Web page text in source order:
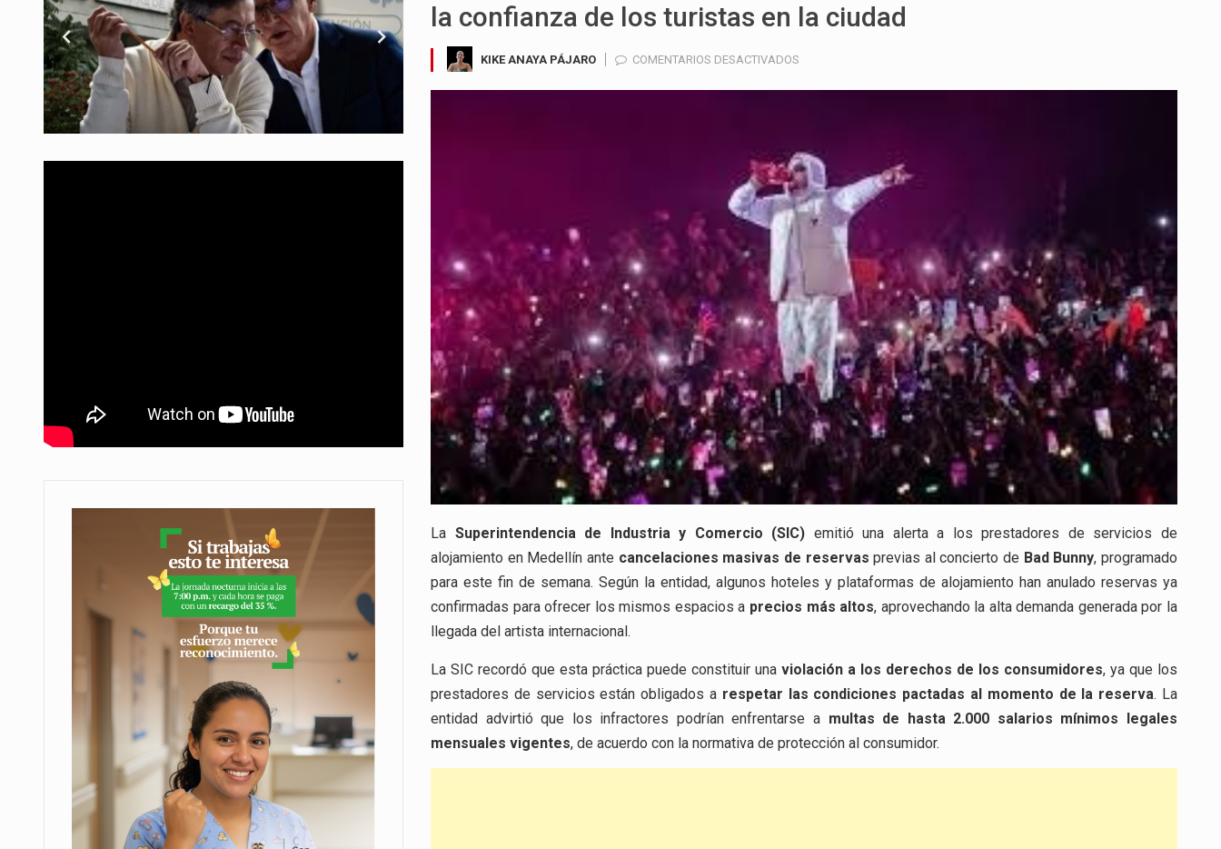
la confianza de los turistas en la ciudad
KIKE ANAYA PÁJARO COMENTARIOS DESACTIVADOS
EN
MEDELLÍN
POR
CANCELACIONES
DE
RESERVAS
ANTE
CONCIERTO
DE
BAD
BUNNY
La Superintendencia de Industria y Comercio (SIC) emitió una alerta a los prestadores de servicios de
alojamiento en Medellín ante cancelaciones masivas de reservas previas al concierto de Bad Bunny, programado
para este fin de semana. Según la entidad, algunos hoteles y plataformas de alojamiento han anulado reservas ya
confirmadas para ofrecer los mismos espacios a precios más altos, aprovechando la alta demanda generada por la
llegada del artista internacional.
La SIC recordó que esta práctica puede constituir una violación a los derechos de los consumidores, ya que los
prestadores de servicios están obligados a respetar las condiciones pactadas al momento de la reserva. La
entidad advirtió que los infractores podrían enfrentarse a multas de hasta 2.000 salarios mínimos legales
mensuales vigentes, de acuerdo con la normativa de protección al consumidor.